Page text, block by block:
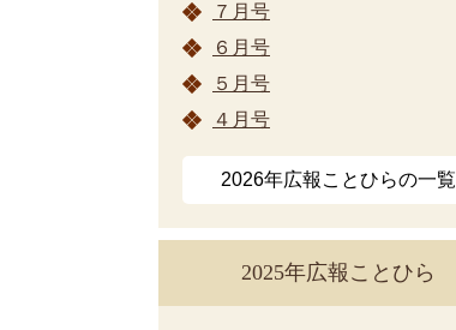
７月号
６月号
５月号
４月号
2026年広報ことひらの一覧
2025年広報ことひら